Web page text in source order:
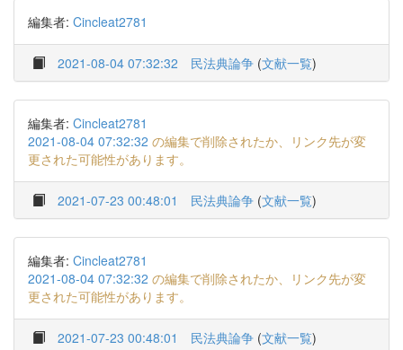
編集者: Cincleat2781
2021-08-04 07:32:32 民法典論争 (文献一覧)
編集者: Cincleat2781
2021-08-04 07:32:32 の編集で削除されたか、リンク先が変
更された可能性があります。
2021-07-23 00:48:01 民法典論争 (文献一覧)
編集者: Cincleat2781
2021-08-04 07:32:32 の編集で削除されたか、リンク先が変
更された可能性があります。
2021-07-23 00:48:01 民法典論争 (文献一覧)